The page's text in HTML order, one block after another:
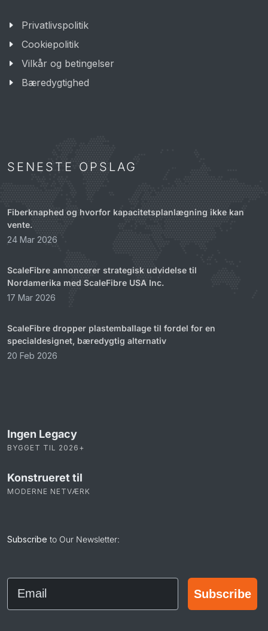
Privatlivspolitik
Cookiepolitik
Vilkår og betingelser
Bæredygtighed
SENESTE OPSLAG
Fiberknaphed og hvorfor kapacitetsplanlægning ikke kan
vente.
24 Mar 2026
ScaleFibre annoncerer strategisk udvidelse til
Nordamerika med ScaleFibre USA Inc.
17 Mar 2026
ScaleFibre dropper plastemballage til fordel for en
specialdesignet, bæredygtig alternativ
20 Feb 2026
Ingen Legacy
BYGGET TIL 2026+
Konstrueret til
MODERNE NETVÆRK
Subscribe to Our Newsletter:
Email
Subscribe